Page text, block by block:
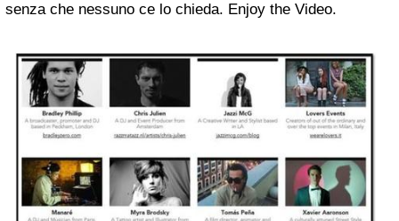
senza che nessuno ce lo chieda. Enjoy the Video.